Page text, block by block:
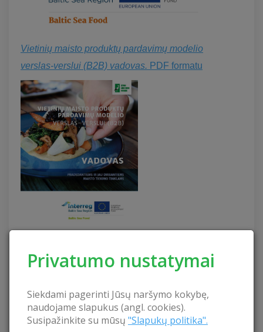
Privatumo nustatymai
Siekdami pagerinti Jūsų naršymo kokybę,
naudojame slapukus (angl. cookies).
Susipažinkite su mūsų "Slapukų politika".
Vietinių maisto produktų pardavimų modelio
verslas-verslui (B2B) vadovas. PDF formatu